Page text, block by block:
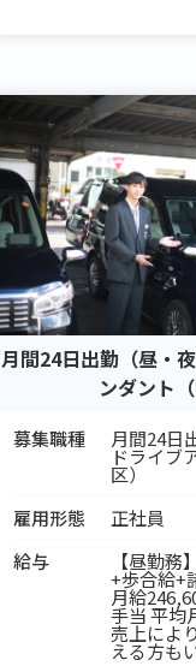
月間24日出勤（昼・
ンダント（
募集職種 月間24日
ドライブ
区）
雇用形態
正社員
給与
【昼勤務
+歩合給+
月給
手当 平均
売上によ
える方も